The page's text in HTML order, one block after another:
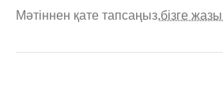
Мәтіннен қате тапсаңыз,бізге